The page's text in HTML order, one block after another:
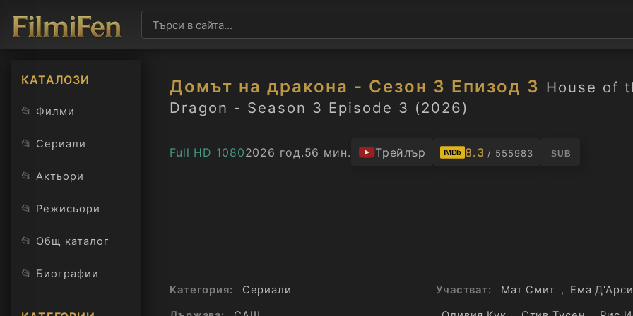
КАТАЛОЗИ
📂 Филми
📂 Сериали
📂 Актьори
📂 Режисьори
📂 Общ каталог
📂 Биографии
Домът на дракона - Сезон 3 Епизод 3 House of
Dragon - Season 3 Episode 3 (2026)
Full HD 10802026 год.56 мин. Трейлър IMDb 8.3 / 555983 SUB
Категория:
Сериали
Участват: Мат Смит , Ема Д'Арси